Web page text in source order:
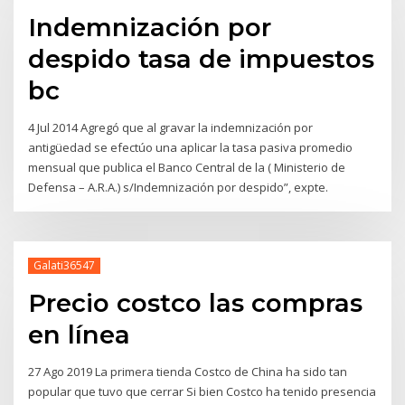
Indemnización por
despido tasa de impuestos
bc
4 Jul 2014 Agregó que al gravar la indemnización por
antigüedad se efectúo una aplicar la tasa pasiva promedio
mensual que publica el Banco Central de la ( Ministerio de
Defensa – A.R.A.) s/Indemnización por despido”, expte.
Galati36547
Precio costco las compras
en línea
27 Ago 2019 La primera tienda Costco de China ha sido tan
popular que tuvo que cerrar Si bien Costco ha tenido presencia